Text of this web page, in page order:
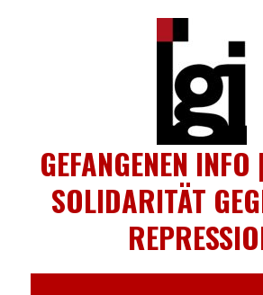
GEFANGENEN
SOLIDARITÄT